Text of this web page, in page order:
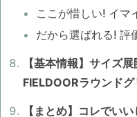
ここが惜しい! イマ
だから選ばれる! 評
【基本情報】サイズ
FIELDOORラウンド
【まとめ】コレでい